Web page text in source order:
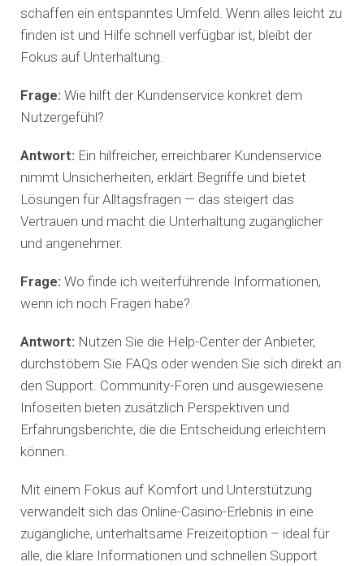
schaffen ein entspanntes Umfeld. Wenn alles leicht zu
finden ist und Hilfe schnell verfügbar ist, bleibt der
Fokus auf Unterhaltung.
Frage: Wie hilft der Kundenservice konkret dem
Nutzergefühl?
Antwort: Ein hilfreicher, erreichbarer Kundenservice
nimmt Unsicherheiten, erklärt Begriffe und bietet
Lösungen für Alltagsfragen — das steigert das
Vertrauen und macht die Unterhaltung zugänglicher
und angenehmer.
Frage: Wo finde ich weiterführende Informationen,
wenn ich noch Fragen habe?
Antwort: Nutzen Sie die Help-Center der Anbieter,
durchstöbern Sie FAQs oder wenden Sie sich direkt an
den Support. Community-Foren und ausgewiesene
Infoseiten bieten zusätzlich Perspektiven und
Erfahrungsberichte, die die Entscheidung erleichtern
können.
Mit einem Fokus auf Komfort und Unterstützung
verwandelt sich das Online-Casino-Erlebnis in eine
zugängliche, unterhaltsame Freizeitoption – ideal für
alle, die klare Informationen und schnellen Support